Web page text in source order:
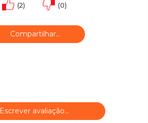
(2) (0)
Compartilhar...
Escrever avaliação...